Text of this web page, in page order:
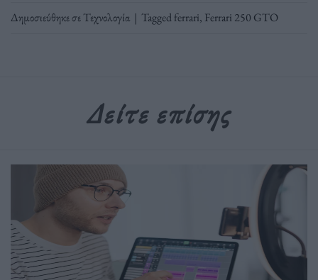
Δημοσιεύθηκε σεΤεχνολογία | Taggedferrari, Ferrari 250 GTO
Δείτε επίσης